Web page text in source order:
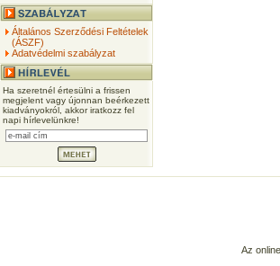
Általános Szerződési Feltételek
(ÁSZF)
Adatvédelmi szabályzat
Ha szeretnél értesülni a frissen
megjelent vagy újonnan beérkezett
kiadványokról, akkor iratkozz fel
napi hírlevelünkre!
Az